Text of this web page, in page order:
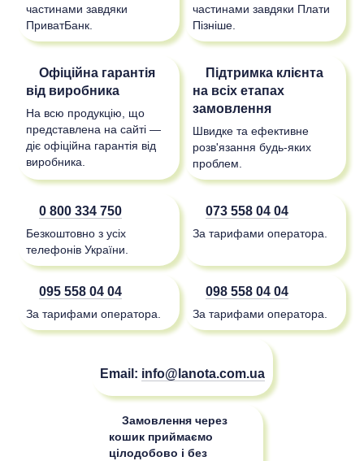
частинами завдяки
ПриватБанк.
частинами завдяки Плати
Пізніше.
Офіційна гарантія
від виробника
На всю продукцію, що
представлена на сайті —
діє офіційна гарантія від
виробника.
Підтримка клієнта
на всіх етапах
замовлення
Швидке та ефективне
розв'язання будь-яких
проблем.
0 800 334 750
Безкоштовно з усіх
телефонів України.
073 558 04 04
За тарифами оператора.
095 558 04 04
За тарифами оператора.
098 558 04 04
За тарифами оператора.
Email: info@lanota.com.ua
Замовлення через
кошик приймаємо
цілодобово і без